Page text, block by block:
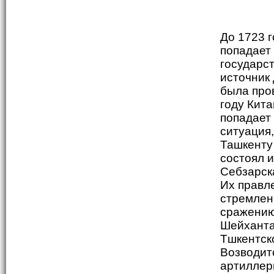
До 1723
была
году
состоял
Их